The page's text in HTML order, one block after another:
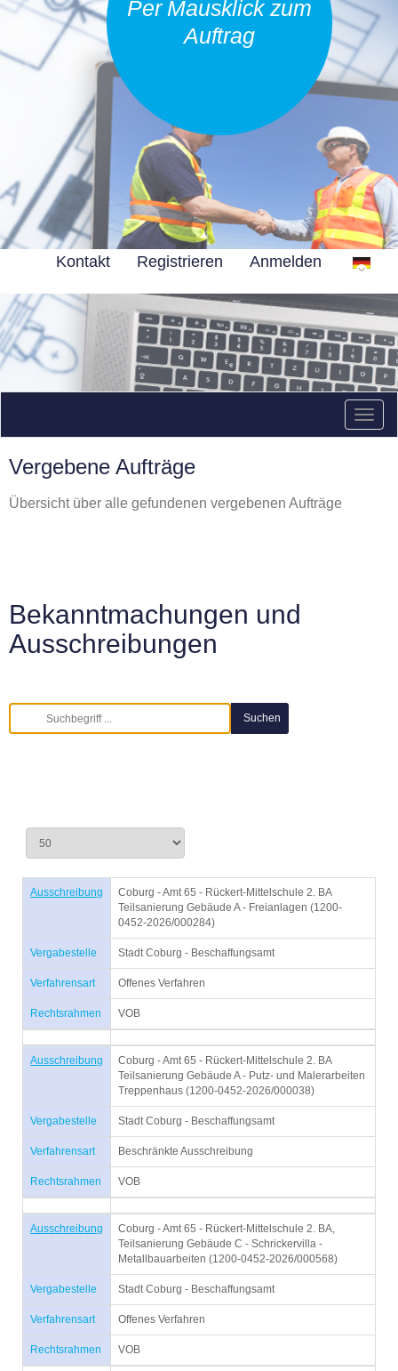
Per Mausklick zum
Auftrag
Kontakt Registrieren Anmelden
Vergebene Aufträge
Übersicht über alle gefundenen vergebenen Aufträge
Bekanntmachungen und
Ausschreibungen
Ausschreibung
Coburg - Amt 65 - Rückert-Mittelschule 2. BA
Teilsanierung Gebäude A - Freianlagen (1200-
0452-2026/000284)
Vergabestelle Stadt Coburg - Beschaffungsamt
Verfahrensart Offenes Verfahren
Rechtsrahmen VOB
Ausschreibung
Coburg - Amt 65 - Rückert-Mittelschule 2. BA
Teilsanierung Gebäude A - Putz- und Malerarbeiten
Treppenhaus (1200-0452-2026/000038)
Vergabestelle Stadt Coburg - Beschaffungsamt
Verfahrensart Beschränkte Ausschreibung
Rechtsrahmen VOB
Ausschreibung
Coburg - Amt 65 - Rückert-Mittelschule 2. BA,
Teilsanierung Gebäude C - Schrickervilla -
Metallbauarbeiten (1200-0452-2026/000568)
Vergabestelle Stadt Coburg - Beschaffungsamt
Verfahrensart Offenes Verfahren
Rechtsrahmen VOB